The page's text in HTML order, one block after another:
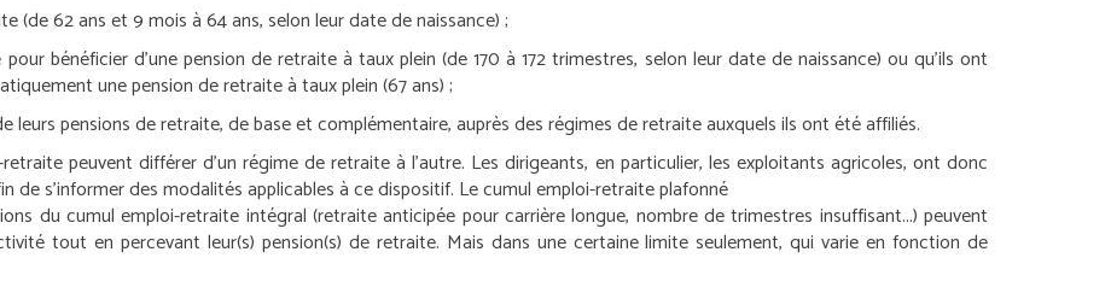
(de 62 ans et 9 mois à 64 ans, selon leur date de naissance) ;
bénéficier d’une pension de retraite à taux plein (de 170 à 172 trimestres, selon leur date de naissance) ou qu’ils ont
une pension de retraite à taux plein (67 ans) ;
leurs pensions de retraite, de base et complémentaire, auprès des régimes de retraite auxquels ils ont été affiliés.
peuvent différer d’un régime de retraite à l’autre. Les dirigeants, en particulier, les exploitants agricoles, ont donc
s’informer des modalités applicables à ce dispositif. Le cumul emploi-retraite plafonné
du cumul emploi-retraite intégral (retraite anticipée pour carrière longue, nombre de trimestres insuffisant...) peuvent
tout en percevant leur(s) pension(s) de retraite. Mais dans une certaine limite seulement, qui varie en fonction de